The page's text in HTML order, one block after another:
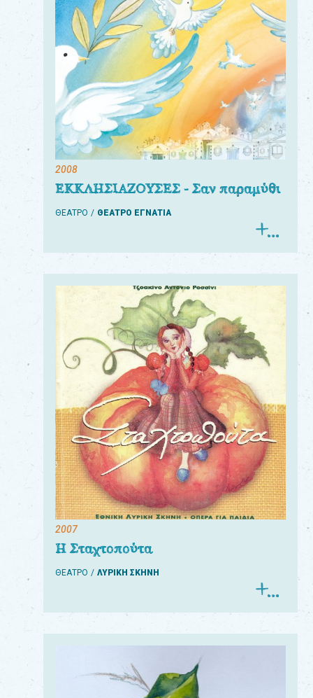
2008
ΕΚΚΛΗΣΙΑΖΟΥΣΕΣ - Σαν παραμύθι
ΘΕΑΤΡΟ ΘΕΑΤΡΟ ΕΓΝΑΤΙΑ
2007
Η Σταχτοπούτα
ΘΕΑΤΡΟ ΛΥΡΙΚΗ ΣΚΗΝΗ